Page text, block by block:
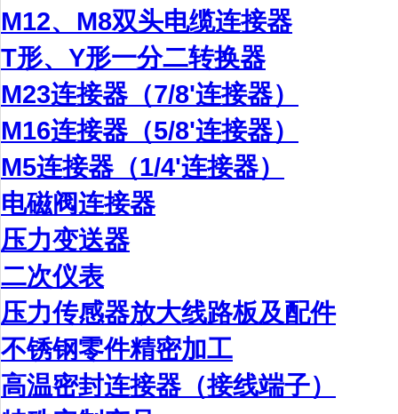
M12、M8双头电缆连接器
T形、Y形一分二转换器
M23连接器（7/8'连接器）
M16连接器（5/8'连接器）
M5连接器（1/4'连接器）
电磁阀连接器
压力变送器
二次仪表
压力传感器放大线路板及配件
不锈钢零件精密加工
高温密封连接器（接线端子）